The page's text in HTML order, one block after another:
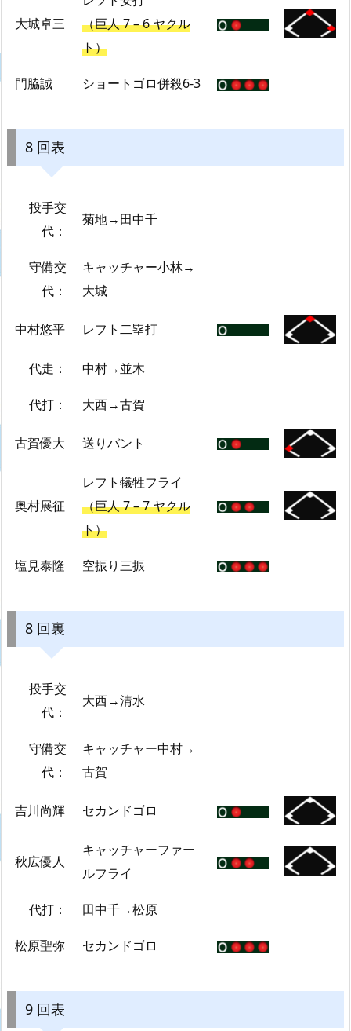
大城卓三
（巨人 7 – 6 ヤクル
ト）
門脇誠 ショートゴロ併殺6-3
8 回表
投手交
代：
菊地→田中千
守備交
代：
キャッチャー小林→
大城
中村悠平 レフト二塁打
代走： 中村→並木
代打： 大西→古賀
古賀優大 送りバント
奥村展征
レフト犠牲フライ
（巨人 7 – 7 ヤクル
ト）
塩見泰隆 空振り三振
8 回裏
投手交
代：
大西→清水
守備交
代：
キャッチャー中村→
古賀
吉川尚輝 セカンドゴロ
秋広優人
キャッチャーファー
ルフライ
代打： 田中千→松原
松原聖弥 セカンドゴロ
9 回表